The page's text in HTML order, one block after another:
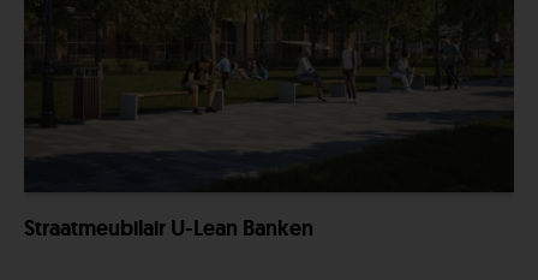
Straatmeubilair U-Lean Banken